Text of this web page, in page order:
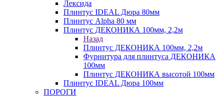
Лексида
Плинтус IDEAL Дюра 80мм
Плинтус Alpha 80 мм
Плинтус ДЕКОНИКА 100мм, 2,2м
Назад
Плинтус ДЕКОНИКА 100мм, 2,2м
Фурнитура для плинтуса ДЕКОНИКА
100мм
Плинтус ДЕКОНИКА высотой 100мм
Плинтус IDEAL Дюра 100мм
ПОРОГИ